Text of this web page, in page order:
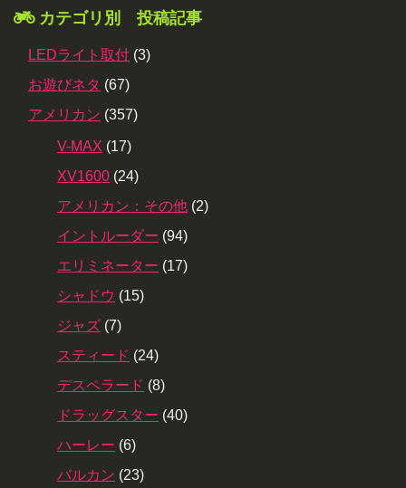
カテゴリ別 投稿記事
LEDライト取付 (3)
お遊びネタ (67)
アメリカン (357)
V-MAX (17)
XV1600 (24)
アメリカン：その他 (2)
イントルーダー (94)
エリミネーター (17)
シャドウ (15)
ジャズ (7)
スティード (24)
デスペラード (8)
ドラッグスター (40)
ハーレー (6)
バルカン (23)